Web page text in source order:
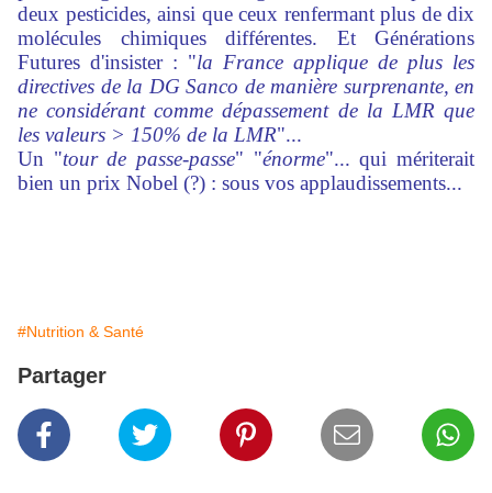
deux pesticides, ainsi que ceux renfermant plus de dix
molécules chimiques différentes. Et Générations
Futures d'insister : "la France applique de plus les
directives de la DG Sanco de manière surprenante, en
ne considérant comme dépassement de la LMR que
les valeurs > 150% de la LMR"...
Un "tour de passe-passe" "énorme"... qui mériterait
bien un prix Nobel (?) : sous vos applaudissements...
#Nutrition & Santé
Partager